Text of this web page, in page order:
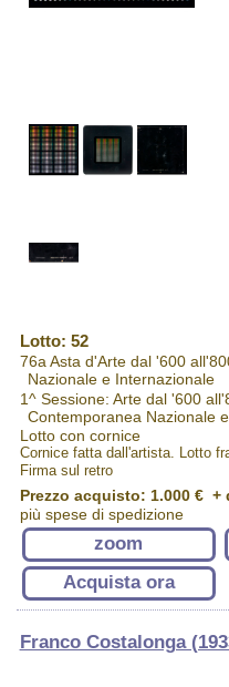
Lotto: 52
76a Asta d'Arte dal '600
Nazionale e Internazionale
1^ Sessione: Arte dal '600
Contemporanea Nazionale
Lotto con cornice
Cornice fatta dall'artista. Lotto
Firma sul retro
Prezzo acquisto: 1.000 €+
più spese di spedizione
zoom
Acquista ora
Franco Costalonga